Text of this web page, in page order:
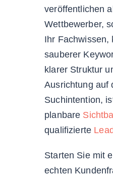
veröffentlichen
Wettbewerber,
Ihr Fachwissen,
sauberer
klarer Struktur
Ausrichtung auf
Suchintention,
planbare
qualifizierte
Starten Sie mit
echten